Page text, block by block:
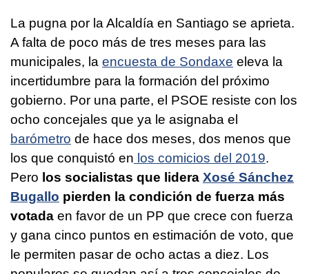
La pugna por la Alcaldía en Santiago se aprieta.
A falta de poco más de tres meses para las
municipales, la encuesta de Sondaxe eleva la
incertidumbre para la formación del próximo
gobierno. Por una parte, el PSOE resiste con los
ocho concejales que ya le asignaba el
barómetro de hace dos meses, dos menos que
los que conquistó en los comicios del 2019.
Pero los socialistas que lidera Xosé Sánchez
Bugallo pierden la condición de fuerza más
votada en favor de un PP que crece con fuerza
y gana cinco puntos en estimación de voto, que
le permiten pasar de ocho actas a diez. Los